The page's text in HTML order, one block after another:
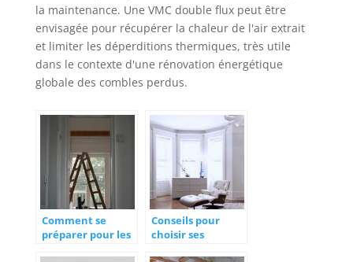
la maintenance. Une VMC double flux peut être
envisagée pour récupérer la chaleur de l'air extrait
et limiter les déperditions thermiques, très utile
dans le contexte d'une rénovation énergétique
globale des combles perdus.
Comment se
préparer pour les
Conseils pour
choisir ses